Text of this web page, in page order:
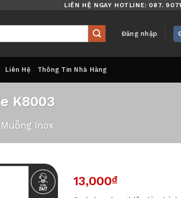
LIÊN HỆ NGAY HOTLINE: 087.
Đăng nhập
Liên Hệ Thông Tin Nhà Hàng
K8003
Muỗng Inox
13,000₫